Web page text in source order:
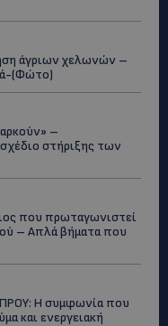
άγριων χελωνών –
(Φώτο)
–
στήριξης των
που πρωταγωνιστεί
– Απλά βήματα που
Η συμφωνία που
και ενεργειακή